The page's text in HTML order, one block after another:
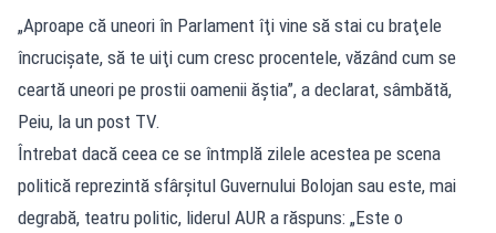
„Aproape că uneori în Parlament îţi vine să stai cu braţele
încrucişate, să te uiţi cum cresc procentele, văzând cum se
ceartă uneori pe prostii oamenii ăştia”, a declarat, sâmbătă,
Peiu, la un post TV.
Întrebat dacă ceea ce se întmplă zilele acestea pe scena
politică reprezintă sfârşitul Guvernului Bolojan sau este, mai
degrabă, teatru politic, liderul AUR a răspuns: „Este o